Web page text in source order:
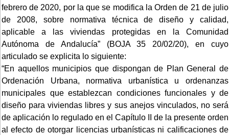
febrero de 2020, por la que se modifica la Orden de 21 de julio
de 2008, sobre normativa técnica de diseño y calidad,
aplicable a las viviendas protegidas en la Comunidad
Autónoma de Andalucía” (BOJA 35 20/02/20), en cuyo
articulado se explicita lo siguiente:
“En aquellos municipios que dispongan de Plan General de
Ordenación Urbana, normativa urbanística u ordenanzas
municipales que establezcan condiciones funcionales y de
diseño para viviendas libres y sus anejos vinculados, no será
de aplicación lo regulado en el Capítulo II de la presente orden
al efecto de otorgar licencias urbanísticas ni calificaciones de